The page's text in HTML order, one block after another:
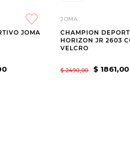
JOMA
JOMA
CHAMPION
HORIZON JR 2603
VELCRO
$ 2490,00 $ 1861,00